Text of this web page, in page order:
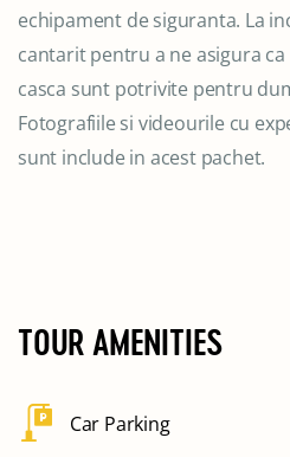
echipament de siguranta. La
cantarit pentru a ne asigura
casca sunt potrivite pentru
Fotografiile si videourile cu
sunt include in acest pachet.
TOUR AMENITIES
Car Parking